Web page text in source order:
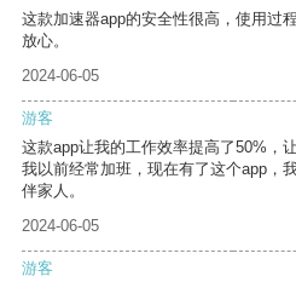
这款加速器app的安全性很高，使用过
放心。
2024-06-05
游客
这款app让我的工作效率提高了50%，
我以前经常加班，现在有了这个app，
伴家人。
2024-06-05
游客